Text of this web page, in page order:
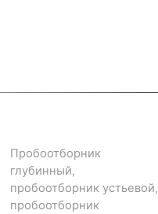
Пробоотборник
глубинный,
пробоотборник устьевой,
пробоотборник